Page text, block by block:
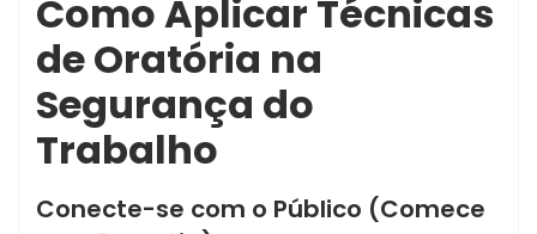
Como Aplicar Técnicas
de Oratória na
Segurança do
Trabalho
Conecte-se com o Público (Comece